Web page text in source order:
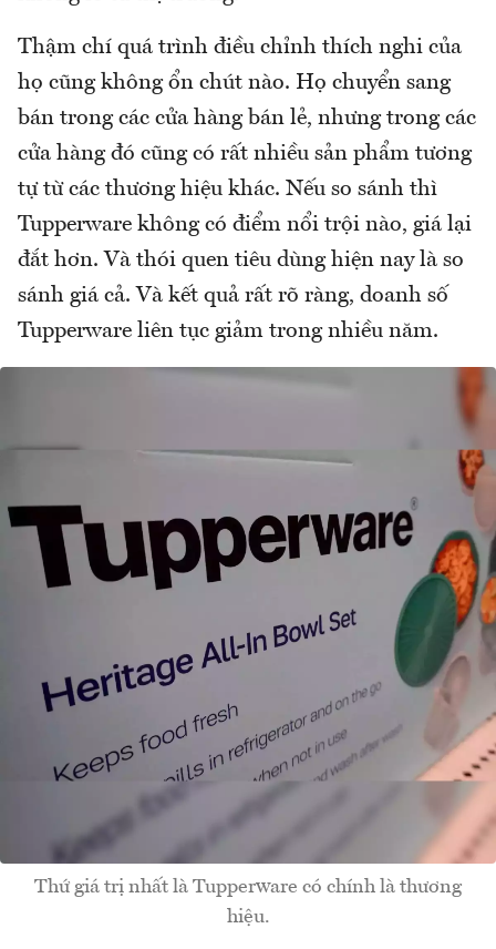
Thậm chí quá trình điều chỉnh thích nghi của
họ cũng không ổn chút nào. Họ chuyển sang
bán trong các cửa hàng bán lẻ, nhưng trong các
cửa hàng đó cũng có rất nhiều sản phẩm tương
tự từ các thương hiệu khác. Nếu so sánh thì
Tupperware không có điểm nổi trội nào, giá lại
đắt hơn. Và thói quen tiêu dùng hiện nay là so
sánh giá cả. Và kết quả rất rõ ràng, doanh số
Tupperware liên tục giảm trong nhiều năm.
Thứ giá trị nhất là Tupperware có chính là thương
hiệu.